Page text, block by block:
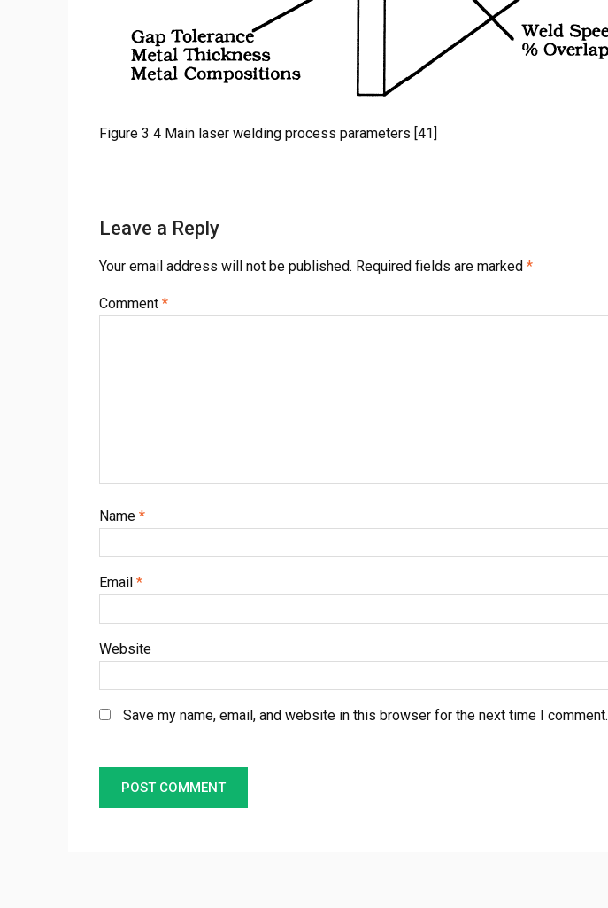
Figure 3 4 Main laser welding process parameters [41]
Leave a Reply
Your email address will not be published. Required fields are marked *
Comment *
Name *
Email *
Website
Save my name, email, and website in this browser for the next time I comment.